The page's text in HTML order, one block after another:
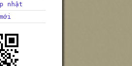
nhật